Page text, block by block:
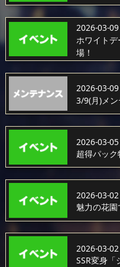
2026-03-09
ホワイト
場！
2026-03-09
3/9(月)メ
2026-03-05
超得パック
2026-03-02
魅力の花園
2026-03-02
SSR変身「